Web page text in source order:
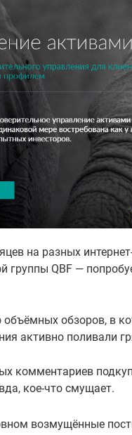
на разных
группы QBF —
обзоров, в
активно поливали
комментариев
кое-что смущает.
возмущённые